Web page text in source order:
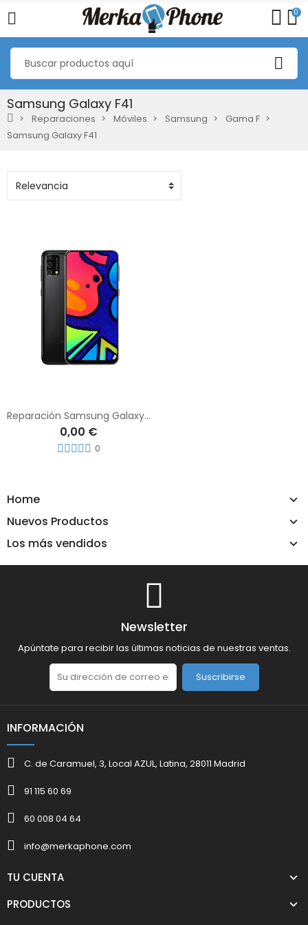
0
Samsung Galaxy F41
Reparaciones Móviles Samsung
Gama F
Samsung Galaxy F41
Home
Nuevos Productos
Los más vendidos
Reparación Samsung Galaxy F41
0,00 €
0
Newsletter
Apúntate para recibir las últimas noticias de nuestras ventas.
Suscribirse
INFORMACIÓN
C. de Caramuel, 3, Local AZUL, Latina, 28011 Madrid
91 115 60 69
60 008 04 64
info@merkaphone.com
TU CUENTA
PRODUCTOS